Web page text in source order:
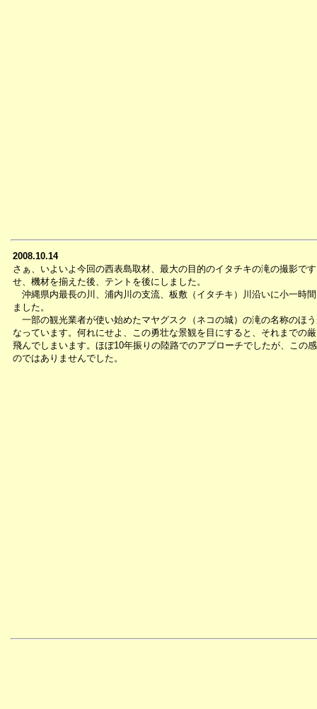
2008.10.14
さぁ、いよいよ今回の西表島取材、最大の目的のイタチキの滝の撮影で
せ、機材を揃えた後、テントを後にしました。
沖縄県内最長の川、浦内川の支流、板敷（イタチキ）川沿いに小一時
ました。
一部の観光業者が使い始めたマヤグスク（ネコの城）の滝の名称のほ
なっています。何れにせよ、この勇壮な景観を目にすると、それまでの
飛んでしまいます。ほぼ10年振りの陸路でのアプローチでしたが、この
のではありませんでした。